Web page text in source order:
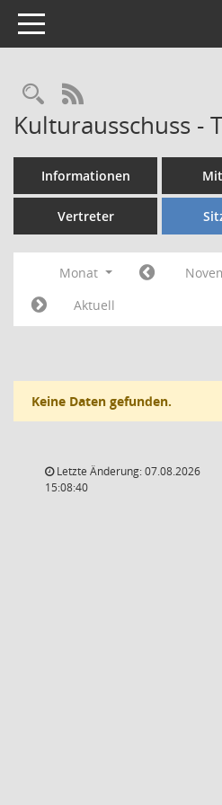
Toggle navigation
Rechercheauswahl
RSS-Feed
Kulturausschuss -
Informationen
Vertreter
Monat
Aktuell
Keine Daten gefunden.
Letzte Änderung: 07.08.2026
15:08:40